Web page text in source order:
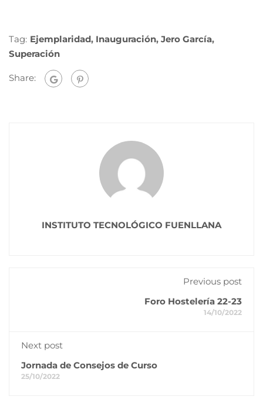
Tag: Ejemplaridad, Inauguración, Jero García,
Superación
Share:
INSTITUTO TECNOLÓGICO FUENLLANA
Previous post
Foro Hostelería 22-23
14/10/2022
Next post
Jornada de Consejos de Curso
25/10/2022